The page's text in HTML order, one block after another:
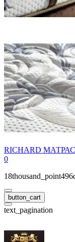
RICHARD
0
button_cart
text_pagination